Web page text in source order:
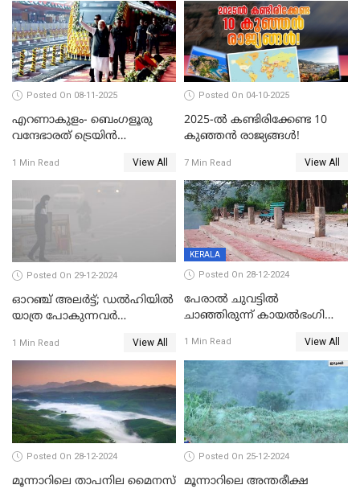
Posted On 08-11-2025
എറണാകുളം- ബെംഗളൂരു
വന്ദേഭാരത് ട്രെയിന്‍
1 Min Read View All
Posted On 04-10-2025
2025-ൽ കണ്ടിരിക്കേണ്ട 10
കുഞ്ഞൻ രാജ്യങ്ങൾ!
7 Min Read View All
Posted On 29-12-2024
ഓറഞ്ച് അലര്‍ട്ട്; ഡല്‍ഹിയില്‍
യാത്ര പോകുന്നവര്‍
1 Min Read View All
KERALA
Posted On 28-12-2024
പേരാൽ ചുവട്ടിൽ
ചാഞ്ഞിരുന്ന് കായൽഭംഗി
കടവ് 31 ന് തുറക്കും
1 Min Read View All
Posted On 28-12-2024
മൂന്നാറിലെ താപനില മൈനസ്
Posted On 25-12-2024
മൂന്നാറിലെ അന്തരീക്ഷ